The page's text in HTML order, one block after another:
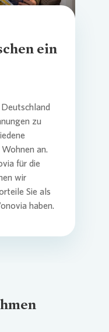
ein
zu
an.
für die
wir
Sie als
haben.